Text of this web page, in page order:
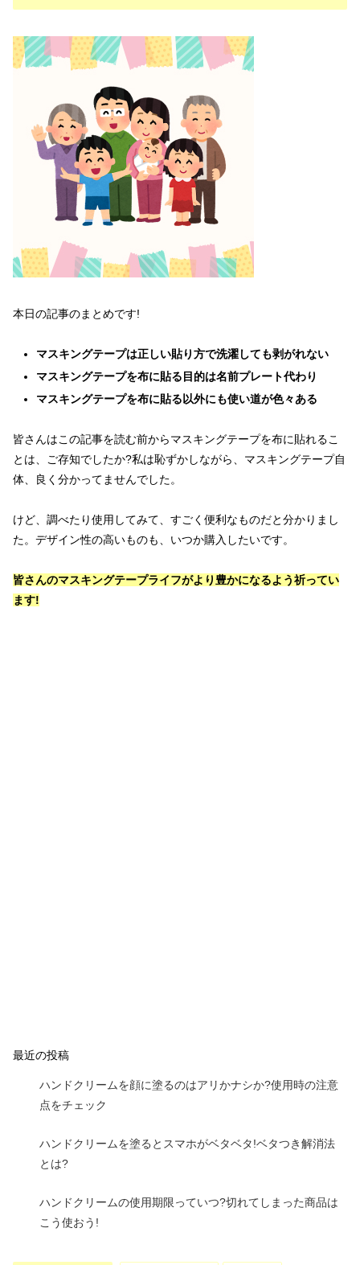
本日の記事のまとめです!
マスキングテープは正しい貼り方で洗濯しても剥がれない
マスキングテープを布に貼る目的は名前プレート代わり
マスキングテープを布に貼る以外にも使い道が色々ある
皆さんはこの記事を読む前からマスキングテープを布に貼れるこ
とは、ご存知でしたか?私は恥ずかしながら、マスキングテープ自
体、良く分かってませんでした。
けど、調べたり使用してみて、すごく便利なものだと分かりまし
た。デザイン性の高いものも、いつか購入したいです。
皆さんのマスキングテープライフがより豊かになるよう祈ってい
ます!
最近の投稿
ハンドクリームを顔に塗るのはアリかナシか?使用時の注意
点をチェック
ハンドクリームを塗るとスマホがベタベタ!ベタつき解消法
とは?
ハンドクリームの使用期限っていつ?切れてしまった商品は
こう使おう!